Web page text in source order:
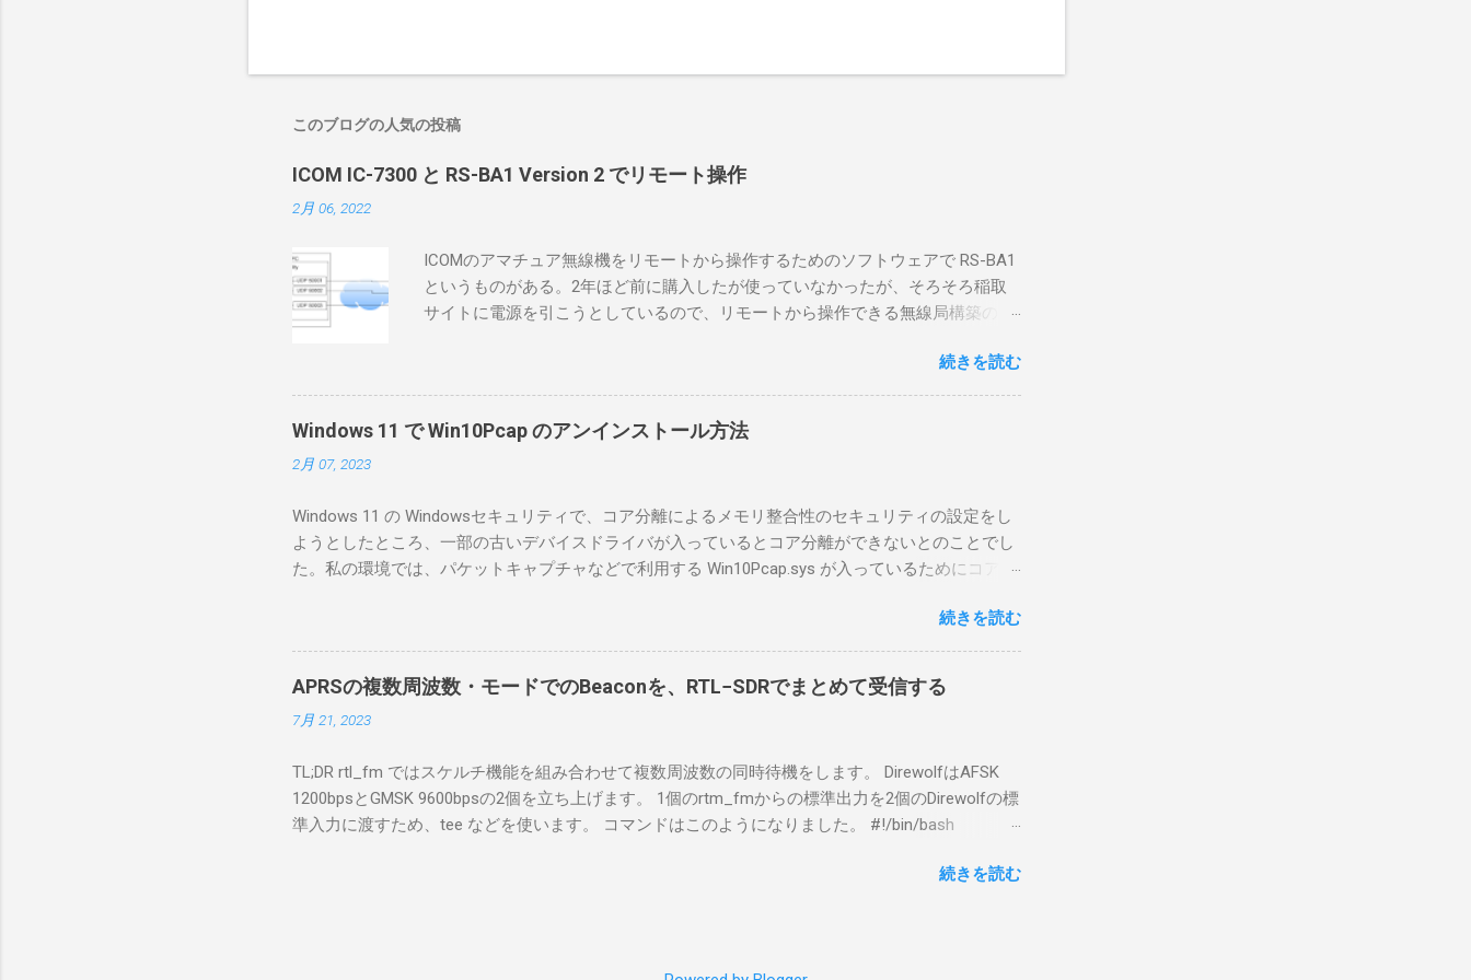
このブログの人気の投稿
ICOM IC-7300 と RS-BA1 Version 2 でリモート操作
2月 06, 2022
ICOMのアマチュア無線機をリモートから操作するためのソフトウェアで RS-BA1
というものがある。2年ほど前に購入したが使っていなかったが、そろそろ稲取
サイトに電源を引こうとしているので、リモートから操作できる無線局構築のた
ろうと思ったのだが、ちっともそんなに簡単につながらなかった。ということ
で、ハマリポイントを明示しながら、私なりの解説を書いてみる。 基本的な構成
RS-BA1を使う場合は、下記のこれらものが必要である ICOMの無線機。 今回は私
が持っているIC-7300を使う。 無線機側(サーバ側) のWindows PC。 今回はちょ
が少ないかなと思って。 操作側 (クライアント側) の Windows PC。 今回は手元
にあるマウスコンピュータのWindows 11が入ったPC 操作側で音声を使った交信
を行うならば、相応なマイクなど。 そして、リモート操作を行うソフトウェアで
私の理解した無線機からサーバPC、クライアントPCまでの流れはこの様になっ
ている。 無線機内では、USB Hubの先にUSB SerialとUSB Audio がつながってい
る。USB Serialは無線機のマイコンとつながり、CI-Vでのコマンドが交換でき
をUDP 50001で交換できるようになっており、USB SerialなどのSerial portで送受
信するCI-Vの内容はUDP 50002で交換でき、USB Audioからの音声データはUDP
50003で送受信している。 利用者側のクライアントPCでは、Remote UtilityとRS-
BA1 Remote Controlの2つのアプリで仕事を分担するようになっている。 クライ
続きを読む
Windows 11 で Win10Pcap のアンインストール方法
2月 07, 2023
Windows 11 の Windowsセキュリティで、コア分離によるメモリ整合性のセキュリティの設定をし
ようとしたところ、一部の古いデバイスドライバが入っているとコア分離ができないとのことでし
た。私の環境では、パケットキャプチャなどで利用する Win10Pcap.sys が入っているためにコア分
ンストールできなかったので、どのように実行すればよいのか調べながら実施しました。結論とし
ては pnputil というコマンドを用いればよかったです。 まずは管理者権限でTerminalを実行しま
す。 Windows terminal をインストールした環境でしたので、PowerShellが起動しました。 適当
なファイルに、現在インストールされているドライバを書き出す。 pnputil /enum-drivers > inf.txt #
上記のファイルから win10pcap を探し出す notepad.exe inf.txt 下記のよう場所があったので、ここ
バイダー名: Win10Pcap Native x64 クラス名: NetTrans クラス GUID: {4d36e975-e325-11ce-bfc1-
08002be10318} ドライバー バージョン: 10/08/2015 10.2.0.5002 署名者名: Microsoft Windows
Hardware Compatibility Publisher 今回の場合は oem131.inf が win10pcap に該当するので、これを削
続きを読む
APRSの複数周波数・モードでのBeaconを、RTL−SDRでまとめて受信する
7月 21, 2023
TL;DR rtl_fm ではスケルチ機能を組み合わせて複数周波数の同時待機をします。 DirewolfはAFSK
1200bpsとGMSK 9600bpsの2個を立ち上げます。 1個のrtm_fmからの標準出力を2個のDirewolfの標
準入力に渡すため、tee などを使います。 コマンドはこのようになりました。 #!/bin/bash
f 431.04M -p 36 -s 48000 -l 20 - | \ tee >(direwolf -c "$direwolf_conf" -r 48000 -D 1 -t 0 -B 1200 - |
続きを読む